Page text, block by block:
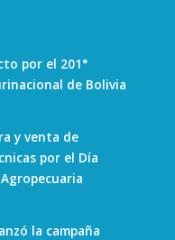
por el 201°
de Bolivia
y venta de
por el Día
la campaña